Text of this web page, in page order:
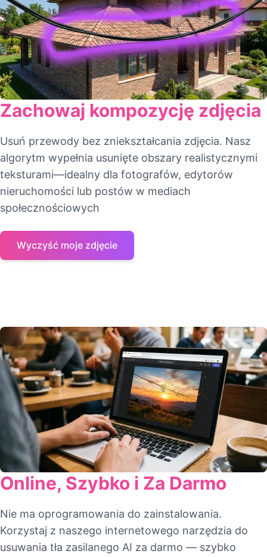
Zachowaj kompozycję zdjęcia
Usuń przewody bez zniekształcania zdjęcia. Nasz
algorytm wypełnia usunięte obszary realistycznymi
teksturami—idealny dla fotografów, edytorów
nieruchomości lub postów w mediach
społecznościowych
Wyczyść moje zdjęcie
Online, Szybko i Za Darmo
Nie ma oprogramowania do zainstalowania.
Korzystaj z naszego internetowego narzędzia do
usuwania tła zasilanego AI za darmo — szybko